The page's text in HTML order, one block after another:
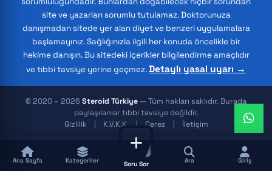
site ve yazarları sorumlu tutulamaz. Doktorunuza
danışmadan sitede yer alan diyet ve benzeri uygulamalara
başlamayınız. Sağlığınızla ilgili her konuda öncelikle bir
hekime danışın. Bu sitedeki içerikler bilgilendirme amaçlıdır
ve tıbbi tavsiye yerine geçmez.Detaylı yasal uyarı →
© 2020 – 2026 Steroid Türkiye — Tüm hakları saklıdır. Burada
paylaşılanlar tıbbi tavsiye değildir.
Gizlilik
K.V.K.K. Çerez İletişim
Ana Sayfa Kategoriler Soru Sor Ara Giriş